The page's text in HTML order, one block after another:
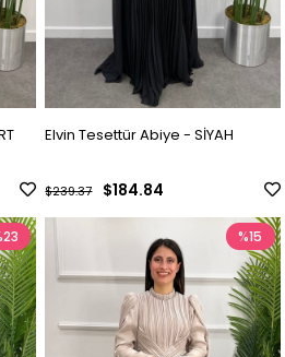
Elvin Tesettür Abiye - SİYAH
$184.84
$239.37
%15